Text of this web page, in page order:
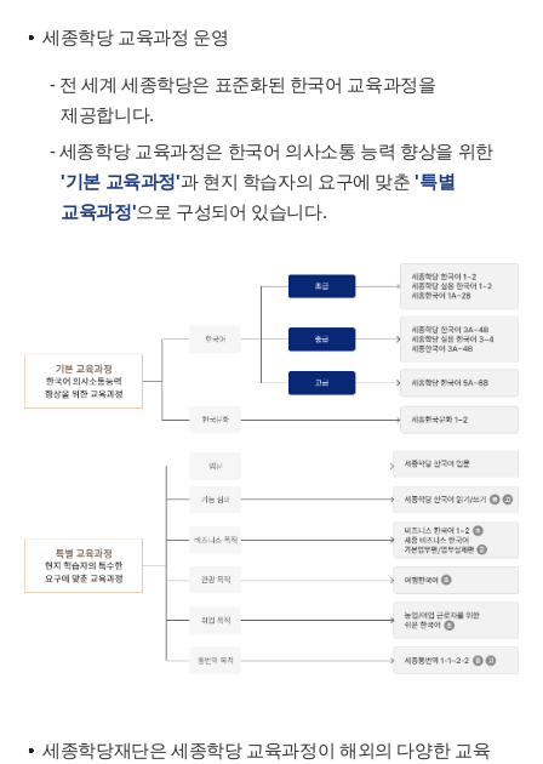
세종학당 교육과정 운영
- 전 세계 세종학당은 표준화된 한국어 교육과정을
제공합니다.
- 세종학당 교육과정은 한국어 의사소통 능력 향상을 위한
'기본 교육과정'과 현지 학습자의 요구에 맞춘'특별
교육과정'으로 구성되어 있습니다.
세종학당재단은 세종학당 교육과정이 해외의 다양한 교육